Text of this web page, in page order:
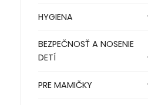
HYGIENA
BEZPEČNOSŤ A NOSENIE
DETÍ
PRE MAMIČKY